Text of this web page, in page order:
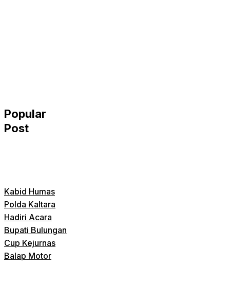
Popular
Post
Kabid Humas
Polda Kaltara
Hadiri Acara
Bupati Bulungan
Cup Kejurnas
Balap Motor